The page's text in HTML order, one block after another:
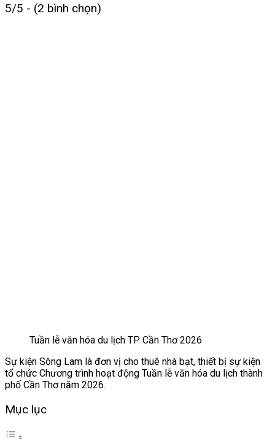
5/5 - (2 bình chọn)
Tuần lễ văn hóa du lịch TP Cần Thơ 2026
Sự kiện Sông Lam là đơn vị cho thuê nhà bạt, thiết bị sự kiện
tổ chức Chương trình hoạt động Tuần lễ văn hóa du lịch thành
phố Cần Thơ năm 2026.
Mục lục